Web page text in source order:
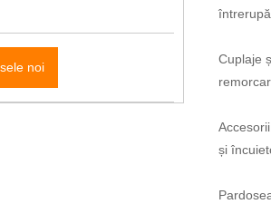
noi
Cuplaje
și